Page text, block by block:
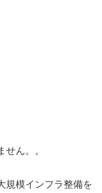
ん。。
規模インフラ整備を